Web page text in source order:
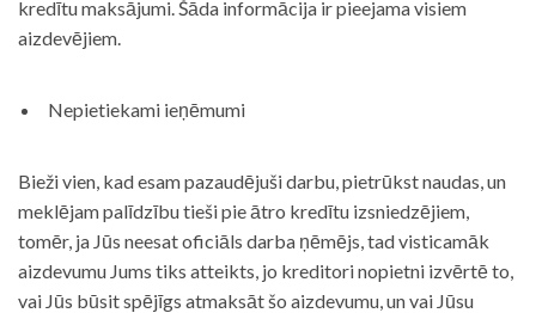
kredītu maksājumi. Šāda informācija ir pieejama visiem
aizdevējiem.
Nepietiekami ieņēmumi
Bieži vien, kad esam pazaudējuši darbu, pietrūkst naudas, un
meklējam palīdzību tieši pie ātro kredītu izsniedzējiem,
tomēr, ja Jūs neesat oficiāls darba ņēmējs, tad visticamāk
aizdevumu Jums tiks atteikts, jo kreditori nopietni izvērtē to,
vai Jūs būsit spējīgs atmaksāt šo aizdevumu, un vai Jūsu